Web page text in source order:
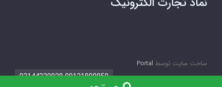
ساخت سایت توسط Portal
09121890859 02144220928